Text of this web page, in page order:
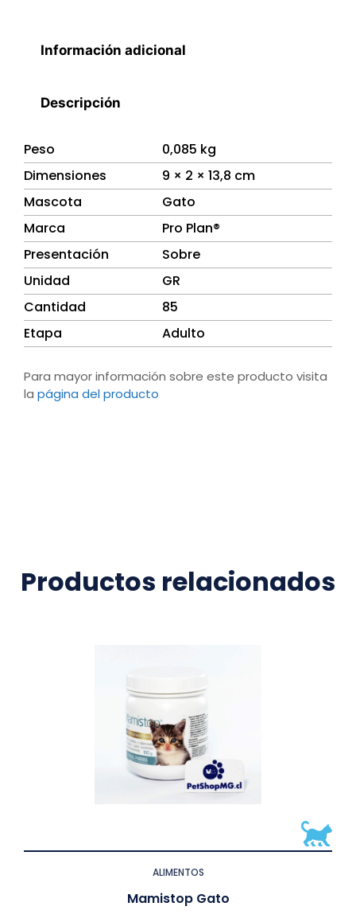
Información adicional
Descripción
Peso
0,085 kg
Dimensiones
9 × 2 × 13,8 cm
Mascota
Gato
Marca
Pro Plan®
Presentación
Sobre
Unidad
GR
Cantidad
85
Etapa
Adulto
Para mayor información sobre este producto visita
la página del producto
Productos relacionados
ALIMENTOS
Mamistop Gato